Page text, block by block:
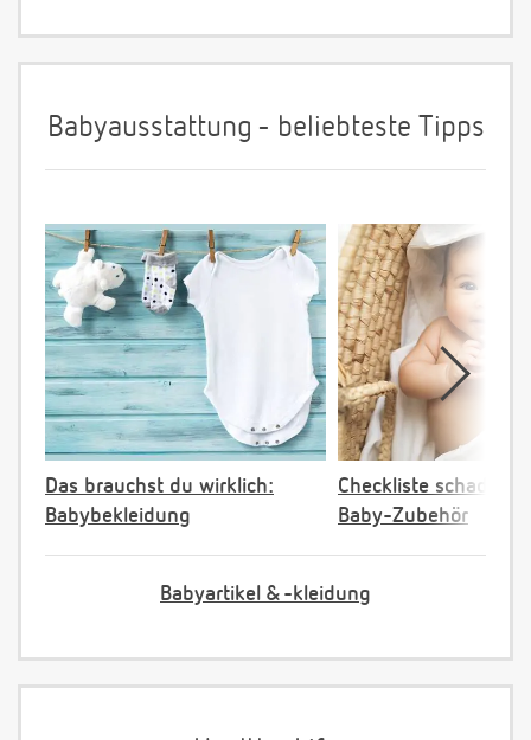
Babyausstattung - beliebteste Tipps
Das brauchst du wirklich:
Babybekleidung
Checkliste
Baby-Zubehör
Babyartikel & -kleidung